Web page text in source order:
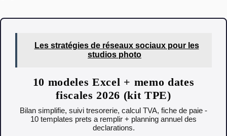
Les stratégies de réseaux sociaux pour les
studios photo
10 modeles Excel + memo dates
fiscales 2026 (kit TPE)
Bilan simplifie, suivi tresorerie, calcul TVA, fiche de paie -
10 templates prets a remplir + planning annuel des
declarations.